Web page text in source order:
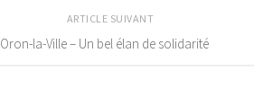
ARTICLE SUIVANT
Oron-la-Ville – Un bel élan de solidarité